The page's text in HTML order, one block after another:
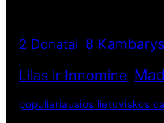
2 Donatai 8 Kambarys
Lilas ir Innomine
populiariausios lietuviskos